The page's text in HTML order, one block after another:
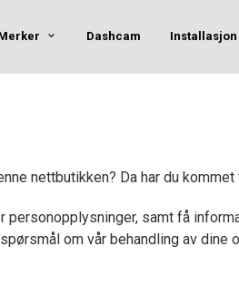
Dashcam
nettbutikken? Da har du
personopplysninger, samt få
om vår behandling av